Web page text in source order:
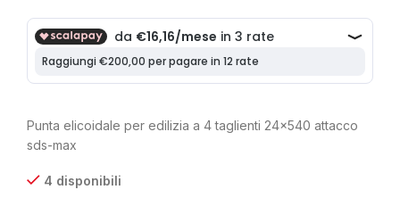
Punta elicoidale per edilizia a 4 taglienti 24×540 attacco
sds-max
4 disponibili